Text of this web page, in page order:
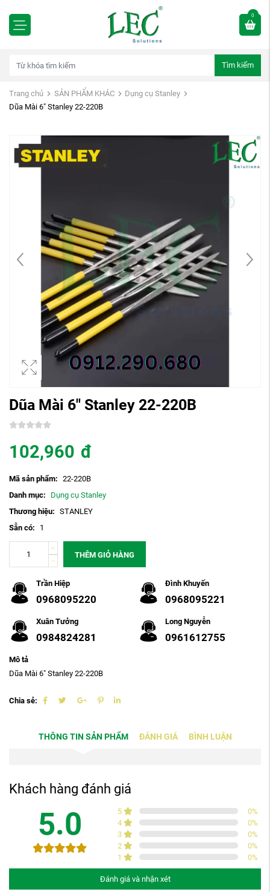
0
Tìm kiếm
Trang chủ SẢN PHẨM KHÁC
Dụng cụ Stanley
Dũa Mài 6" Stanley 22-220B
Dũa Mài 6" Stanley 22-220B
102,960 đ
Mã sản phẩm: 22-220B
Danh mục:
Dụng cụ Stanley
Thương hiệu: STANLEY
Sẵn có:
1
THÊM GIỎ HÀNG
Trần Hiệp
0968095220
Đình Khuyến
0968095221
Xuân Tưởng
0984824281
Long Nguyễn
0961612755
Mô tả
Dũa Mài 6" Stanley 22-220B
Chia sẻ:
THÔNG TIN SẢN PHẨM ĐÁNH GIÁ BÌNH LUẬN
Khách hàng đánh giá
5.0 5 0%
4
0%
3
0%
2
0%
1
0%
Đánh giá và nhận xét